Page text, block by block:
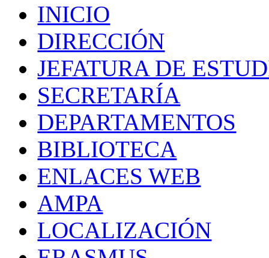
INICIO
DIRECCIÓN
JEFATURA DE
SECRETARÍA
DEPARTAMENTOS
BIBLIOTECA
ENLACES WEB
AMPA
LOCALIZACIÓN